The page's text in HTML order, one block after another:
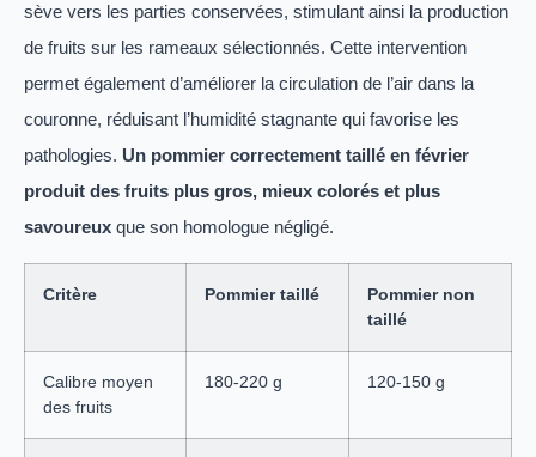
sève vers les parties conservées, stimulant ainsi la production
de fruits sur les rameaux sélectionnés. Cette intervention
permet également d’améliorer la circulation de l’air dans la
couronne, réduisant l’humidité stagnante qui favorise les
pathologies. Un pommier correctement taillé en février
produit des fruits plus gros, mieux colorés et plus
savoureux que son homologue négligé.
Critère Pommier taillé
Pommier non
taillé
Calibre moyen
des fruits
180-220 g 120-150 g